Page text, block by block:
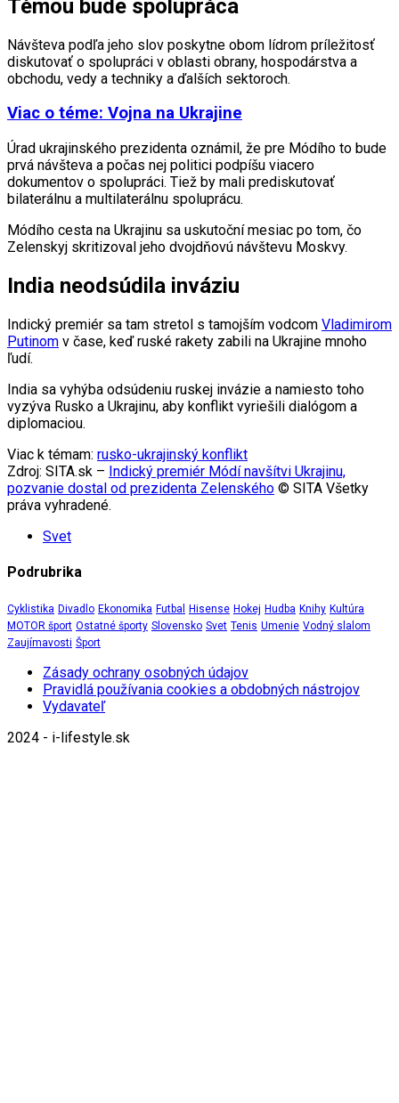
Témou bude spolupráca
Návšteva podľa jeho slov poskytne obom lídrom príležitosť
diskutovať o spolupráci v oblasti obrany, hospodárstva a
obchodu, vedy a techniky a ďalších sektoroch.
Viac o téme: Vojna na Ukrajine
Úrad ukrajinského prezidenta oznámil, že pre Módího to bude
prvá návšteva a počas nej politici podpíšu viacero
dokumentov o spolupráci. Tiež by mali prediskutovať
bilaterálnu a multilaterálnu spoluprácu.
Módího cesta na Ukrajinu sa uskutoční mesiac po tom, čo
Zelenskyj skritizoval jeho dvojdňovú návštevu Moskvy.
India neodsúdila inváziu
Indický premiér sa tam stretol s tamojším vodcom Vladimirom
Putinom v čase, keď ruské rakety zabili na Ukrajine mnoho
ľudí.
India sa vyhýba odsúdeniu ruskej invázie a namiesto toho
vyzýva Rusko a Ukrajinu, aby konflikt vyriešili dialógom a
diplomaciou.
Viac k témam: rusko-ukrajinský konflikt
Zdroj: SITA.sk – Indický premiér Módí navšítvi Ukrajinu,
pozvanie dostal od prezidenta Zelenského © SITA Všetky
práva vyhradené.
Svet
Podrubrika
Cyklistika Divadlo Ekonomika Futbal Hisense Hokej Hudba Knihy Kultúra
MOTOR šport Ostatné športy Slovensko Svet Tenis Umenie Vodný slalom
Zaujímavosti Šport
Zásady ochrany osobných údajov
Pravidlá používania cookies a obdobných nástrojov
Vydavateľ
2024 - i-lifestyle.sk